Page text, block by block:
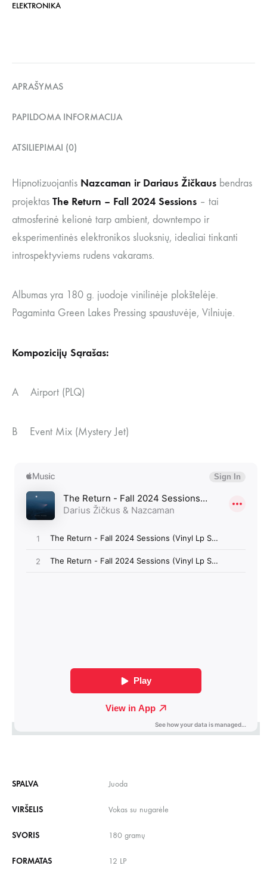
ELEKTRONIKA
APRAŠYMAS
PAPILDOMA INFORMACIJA
ATSILIEPIMAI (0)
Hipnotizuojantis Nazcaman ir Dariaus Žičkaus bendras
projektas The Return – Fall 2024 Sessions – tai
atmosferinė kelionė tarp ambient, downtempo ir
eksperimentinės elektronikos sluoksnių, idealiai tinkanti
introspektyviems rudens vakarams.
Albumas yra 180 g. juodoje vinilinėje plokštelėje.
Pagaminta Green Lakes Pressing spaustuvėje, Vilniuje.
Kompozicijų Sąrašas:
A Airport (PLQ)
B Event Mix (Mystery Jet)
SPALVA Juoda
VIRŠELIS Vokas su nugarėle
SVORIS 180 gramų
FORMATAS 12 LP